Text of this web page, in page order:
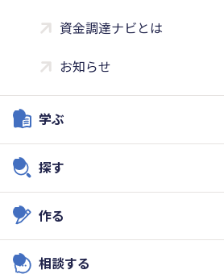
資金調達ナビとは
お知らせ
学ぶ
探す
作る
相談する